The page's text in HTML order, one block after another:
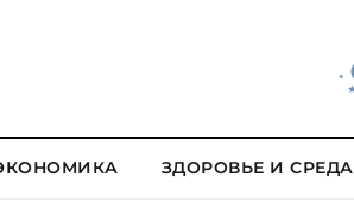
ЗДОРОВЬЕ И СРЕДА